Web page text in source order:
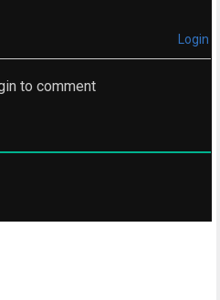
Login
to comment